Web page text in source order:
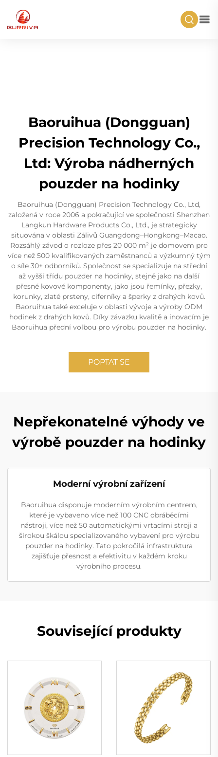
Baoruihua (Dongguan)
Precision Technology Co.,
Ltd: Výroba nádherných
pouzder na hodinky
Baoruihua (Dongguan) Precision Technology Co., Ltd,
založená v roce 2006 a pokračující ve společnosti Shenzhen
Langkun Hardware Products Co., Ltd., je strategicky
situována v oblasti Zálivů Guangdong–Hongkong–Macao.
Rozsáhlý závod o rozloze přes 20 000 m² je domovem pro
více než 500 kvalifikovaných zaměstnanců a výzkumný tým
o síle 30+ odborníků. Společnost se specializuje na střední
až vyšší třídu pouzder na hodinky, stejně jako na další
přesné kovové komponenty, jako jsou řemínky, přezky,
korunky, zlaté prsteny, ciferníky a šperky z drahých kovů.
Baoruihua také exceluje v oblasti vývoje a výroby ODM
hodinek z drahých kovů. Díky závazku kvalitě a inovacím je
Baoruihua přední volbou pro výrobu pouzder na hodinky.
POPTAT SE
Nepřekonatelné výhody ve
výrobě pouzder na hodinky
Moderní výrobní zařízení
Baoruihua disponuje moderním výrobním centrem,
které je vybaveno více než 100 CNC obráběcími
nástroji, více než 50 automatickými vrtacími stroji a
širokou škálou specializovaného vybavení pro výrobu
pouzder na hodinky. Tato pokročilá infrastruktura
zajišťuje přesnost a efektivitu v každém kroku
výrobního procesu.
Související produkty